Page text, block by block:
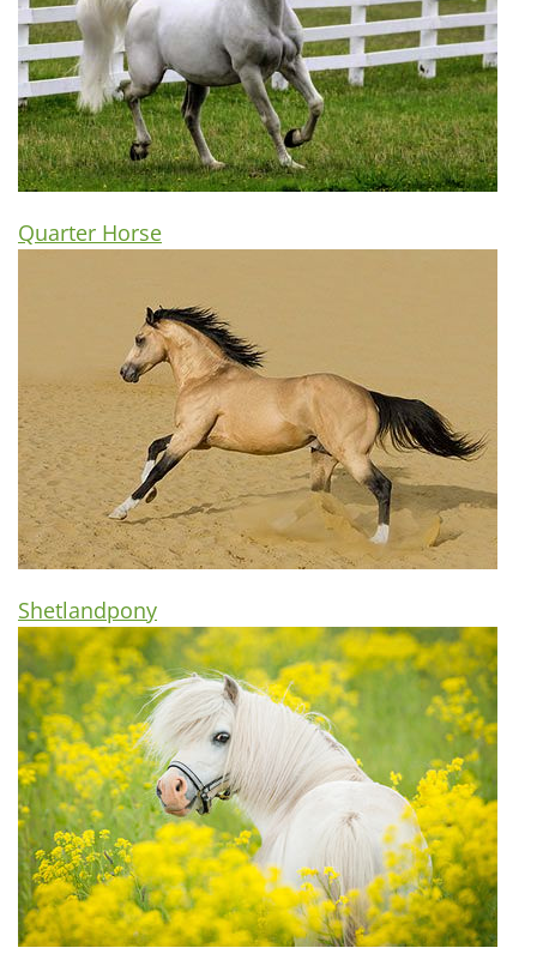
Quarter Horse
Shetlandpony